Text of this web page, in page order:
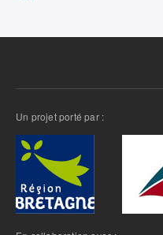
Un projet porté par :